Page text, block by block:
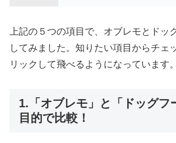
上記の５つの項目で、オブレモとドッ
してみました。知りたい項目からチェ
リックして飛べるようになっています。
1.「オブレモ」と「ドッグフ
目的で比較！